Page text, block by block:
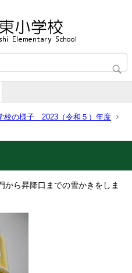
校の様子 2023（令和５）年度
から昇降口までの雪かきをしま